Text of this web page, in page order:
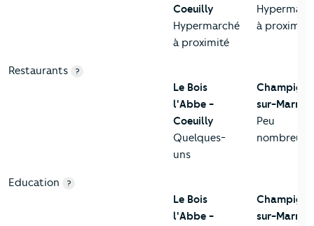
Coeuilly
Hypermarché
à proximité
à proximité
Restaurants ?
Le Bois
l'Abbe -
Coeuilly
Quelques-
uns
sur-Marne
Peu
nombreux
Education ?
Le Bois
l'Abbe -
sur-Marne